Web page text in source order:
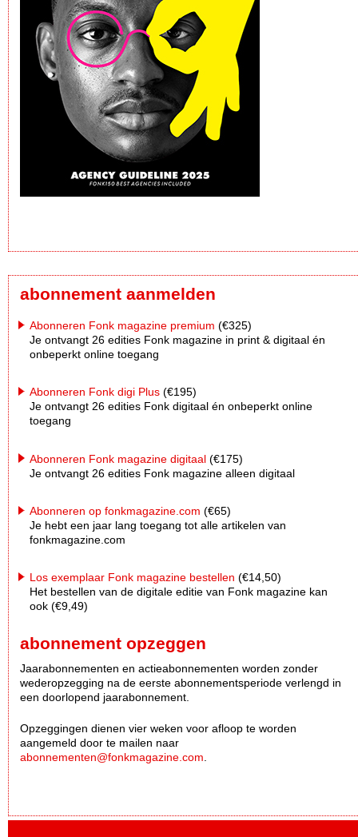
abonnement aanmelden
Abonneren Fonk magazine premium (€325)
Je ontvangt 26 edities Fonk magazine in print & digitaal én
onbeperkt online toegang
Abonneren Fonk digi Plus (€195)
Je ontvangt 26 edities Fonk digitaal én onbeperkt online
toegang
Abonneren Fonk magazine digitaal (€175)
Je ontvangt 26 edities Fonk magazine alleen digitaal
Abonneren op fonkmagazine.com (€65)
Je hebt een jaar lang toegang tot alle artikelen van
fonkmagazine.com
Los exemplaar Fonk magazine bestellen (€14,50)
Het bestellen van de digitale editie van Fonk magazine kan
ook (€9,49)
abonnement opzeggen
Jaarabonnementen en actieabonnementen worden zonder
wederopzegging na de eerste abonnementsperiode verlengd in
een doorlopend jaarabonnement.
Opzeggingen dienen vier weken voor afloop te worden
aangemeld door te mailen naar
abonnementen@fonkmagazine.com